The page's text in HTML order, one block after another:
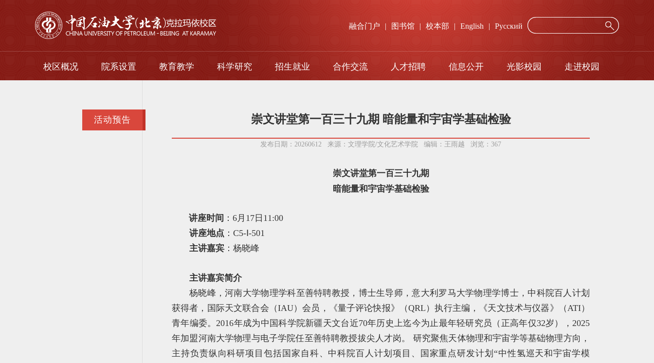
Русский
|
English
|
校本部
|
图书馆
|
融合门户
校区概况 院系设置 教育教学 科学研究 招生就业 合作交流 人才招聘 信息公开 光影校园 走进校园
活动预告 崇文讲堂第一百三十九期 暗能量和宇宙学基础检验
发布日期：20260612 来源：文理学院/文化艺术学院 编辑：王雨越 浏览： 367
崇文讲堂第一百三十九期
暗能量和宇宙学基础检验
讲座时间 ：6月17日11:00
讲座地点 ：C5-Ⅰ-501
主讲嘉宾 ：杨晓峰
主讲嘉宾简介
杨晓峰，河南大学物理学科至善特聘教授，博士生导师，意大利罗马大学物理学博士，中科院百人计划
获得者，国际天文联合会（IAU）会员，《量子评论快报》（QRL）执行主编，《天文技术与仪器》（ATI）
青年编委。2016年成为中国科学院新疆天文台近70年历史上迄今为止最年轻研究员（正高年仅32岁），2025
年加盟河南大学物理与电子学院任至善特聘教授拔尖人才岗。 研究聚焦天体物理和宇宙学等基础物理方向，
主持负责纵向科研项目包括国家自科、中科院百人计划项目、国家重点研发计划“中性氢巡天和宇宙学模